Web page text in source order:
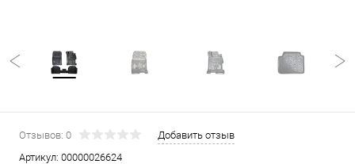
Отзывов: 0
Добавить отзыв
Артикул: 00000026624